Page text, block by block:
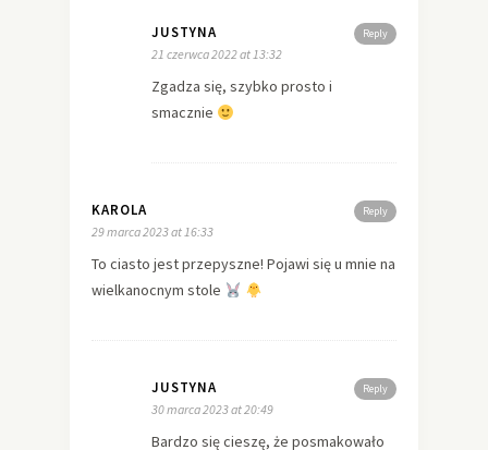
Reply
JUSTYNA
21 czerwca 2022 at 13:32
Zgadza się, szybko prosto i
smacznie
Reply
KAROLA
29 marca 2023 at 16:33
To ciasto jest przepyszne! Pojawi się u mnie na
wielkanocnym stole
Reply
JUSTYNA
30 marca 2023 at 20:49
Bardzo się cieszę, że posmakowało